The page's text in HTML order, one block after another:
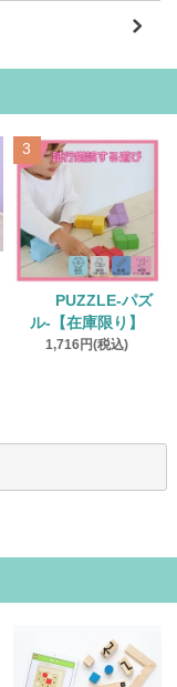
3
PUZZLE‐パズ
ル‐【在庫限り】
1,716円(税込)